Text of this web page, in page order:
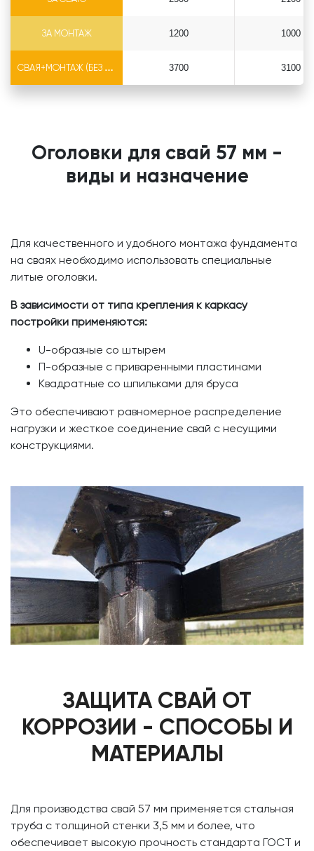
ЗА МОНТАЖ
СВАЯ+МОНТАЖ (БЕЗ ОГОЛОВКА)
1200
3700
1000
3100
Оголовки для свай 57 мм -
виды и назначение
Для качественного и удобного монтажа фундамента
на сваях необходимо использовать специальные
литые оголовки.
В зависимости от типа крепления к каркасу
постройки применяются:
U-образные со штырем
П-образные с приваренными пластинами
Квадратные со шпильками для бруса
Это обеспечивают равномерное распределение
нагрузки и жесткое соединение свай с несущими
конструкциями.
ЗАЩИТА СВАЙ ОТ
КОРРОЗИИ - СПОСОБЫ И
МАТЕРИАЛЫ
Для производства свай 57 мм применяется стальная
труба с толщиной стенки 3,5 мм и более, что
обеспечивает высокую прочность стандарта ГОСТ и